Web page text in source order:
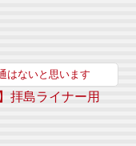
はないと思います
拝島ライナー用